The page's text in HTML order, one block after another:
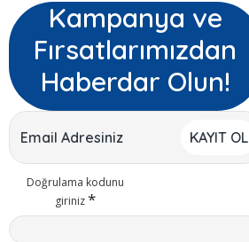
Kampanya ve
Fırsatlarımızdan
Haberdar Olun!
KAYIT OL
Doğrulama kodunu
giriniz